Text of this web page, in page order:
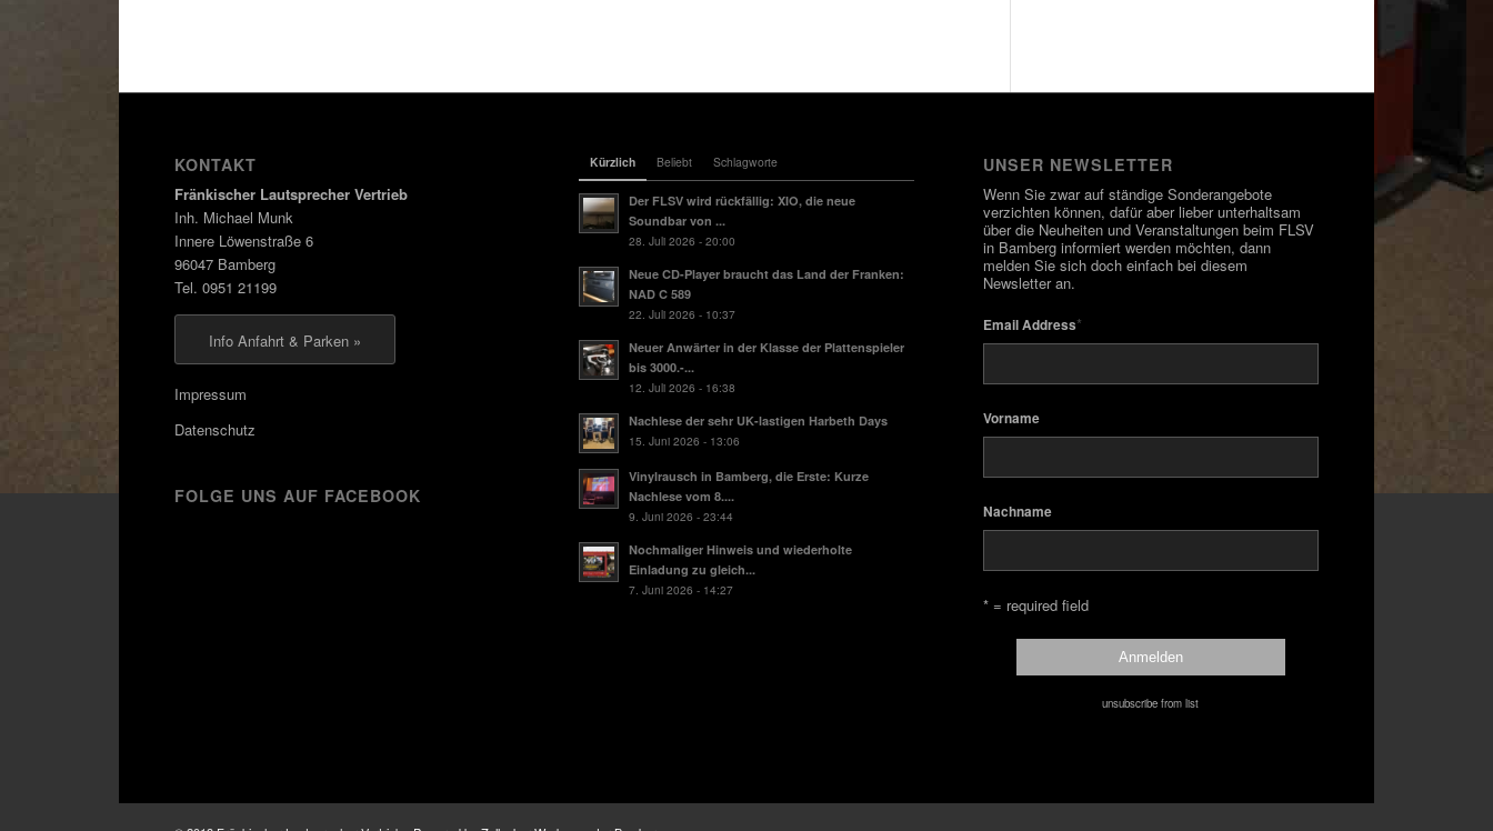
KONTAKT
Fränkischer Lautsprecher Vertrieb
Inh. Michael Munk
Innere Löwenstraße 6
96047 Bamberg
Tel. 0951 21199
Info Anfahrt & Parken »
Impressum
Datenschutz
FOLGE UNS AUF FACEBOOK
Kürzlich Beliebt Schlagworte
Der FLSV wird rückfällig: XIO, die neue
Soundbar von ...
28. Juli 2026 - 20:00
Neue CD-Player braucht das Land der Franken:
NAD C 589
22. Juli 2026 - 10:37
Neuer Anwärter in der Klasse der Plattenspieler
bis 3000.-...
12. Juli 2026 - 16:38
Nachlese der sehr UK-lastigen Harbeth Days
15. Juni 2026 - 13:06
Vinylrausch in Bamberg, die Erste: Kurze
Nachlese vom 8....
9. Juni 2026 - 23:44
Nochmaliger Hinweis und wiederholte
Einladung zu gleich...
7. Juni 2026 - 14:27
UNSER NEWSLETTER
Wenn Sie zwar auf ständige Sonderangebote
verzichten können, dafür aber lieber unterhaltsam
über die Neuheiten und Veranstaltungen beim FLSV
in Bamberg informiert werden möchten, dann
melden Sie sich doch einfach bei diesem
Newsletter an.
Email Address*
Vorname
Nachname
* = required field
unsubscribe from list